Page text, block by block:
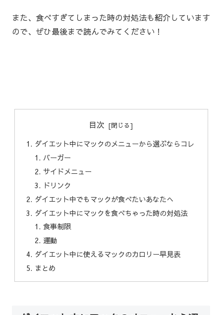
また、食べすぎてしまった時の対処法も紹介しています
ので、ぜひ最後まで読んでみてください！
目次
ダイエット中にマックのメニューから選ぶならコレ
バーガー
サイドメニュー
ドリンク
ダイエット中でもマックが食べたいあなたへ
ダイエット中にマックを食べちゃった時の対処法
食事制限
運動
ダイエット中に使えるマックのカロリー早見表
まとめ